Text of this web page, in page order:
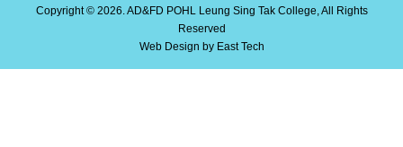
Copyright © 2026. AD&FD POHL Leung Sing Tak College, All Rights
Reserved
Web Design by East Tech